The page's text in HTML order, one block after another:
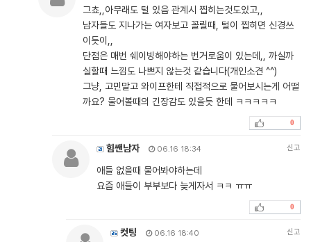
그쵸,,아무래도 털 있음 관계시 찝히는것도있고,,
남자들도 지나가는 여자보고 꼴릴때, 털이 찝히면 신경쓰
이듯이,,
단점은 매번 쉐이빙해야하는 번거로움이 있는데,, 까실까
실할때 느낌도 나쁘지 않는것 같습니다(개인소견 ^^)
그냥, 고민말고 와이프한테 직접적으로 물어보시는게 어떨
까요? 물어볼때의 긴장감도 있을듯 한데 ㅋㅋㅋㅋㅋ
0
힘쌘남자 06.16 18:34 신고
애들 없을때 물어봐야하는데
요즘 애들이 부부보다 늦게자서 ㅋㅋ ㅠㅠ
0
컷팅 06.16 18:40 신고